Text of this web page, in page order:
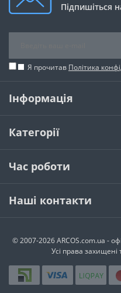
Підпишіться
Я прочитав Політика
Інформація
Категорії
Час роботи
Наші контакти
© 2007-2026 ARCOS.com.ua -
Усi права захищенi